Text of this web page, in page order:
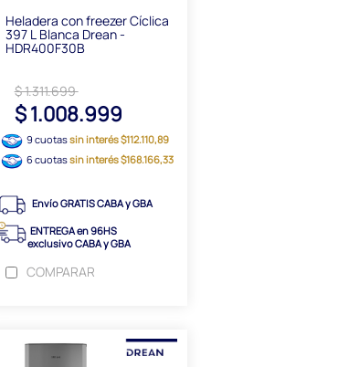
Heladera con freezer Cíclica
397 L Blanca Drean -
HDR400F30B
$ 1.311.699
$ 1.008.999
9 cuotassin interés $112.110,89
6 cuotassin interés $168.166,33
Envío GRATIS CABA y GBA
ENTREGA en 96HS
exclusivo CABA y GBA
COMPARAR